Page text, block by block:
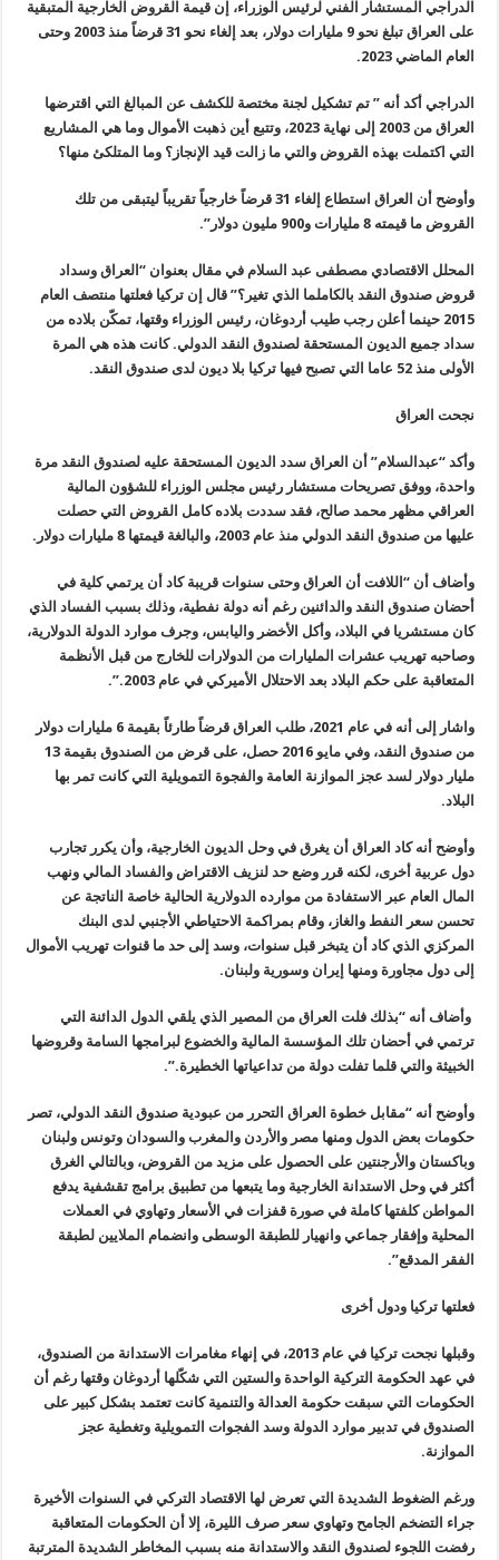
الدراجي المستشار الفني لرئيس الوزراء، إن قيمة القروض الخارجية المتبقية
على العراق تبلغ نحو 9 مليارات دولار، بعد إلغاء نحو 31 قرضاً منذ 2003 وحتى
العام الماضي 2023.
الدراجي أكد أنه ” تم تشكيل لجنة مختصة للكشف عن المبالغ التي اقترضها
العراق من 2003 إلى نهاية 2023، وتتبع أين ذهبت الأموال وما هي المشاريع
التي اكتملت بهذه القروض والتي ما زالت قيد الإنجاز؟ وما المتلكئ منها؟
وأوضح أن العراق استطاع إلغاء 31 قرضاً خارجياً تقريباً ليتبقى من تلك
القروض ما قيمته 8 مليارات و900 مليون دولار
”.
المحلل الاقتصادي مصطفى عبد السلام في مقال بعنوان “العراق وسداد
قروض صندوق النقد بالكاملما الذي تغير؟” قال إن تركيا فعلتها منتصف العام
2015 حينما أعلن رجب طيب أردوغان، رئيس الوزراء وقتها، تمكّن بلاده من
سداد جميع الديون المستحقة لصندوق النقد الدولي. كانت هذه هي المرة
الأولى منذ 52 عاما التي تصبح فيها تركيا بلا ديون لدى صندوق النقد.
نجحت العراق
وأكد “عبدالسلام” أن العراق سدد الديون المستحقة عليه لصندوق النقد مرة
واحدة، ووفق تصريحات مستشار رئيس مجلس الوزراء للشؤون المالية
العراقي مظهر محمد صالح، فقد سددت بلاده كامل القروض التي حصلت
عليها من صندوق النقد الدولي منذ عام 2003، والبالغة قيمتها 8 مليارات دولار.
وأضاف أن “اللافت أن العراق وحتى سنوات قريبة كاد أن يرتمي كلية في
أحضان صندوق النقد والدائنين رغم أنه دولة نفطية، وذلك بسبب الفساد الذي
كان مستشريا في البلاد، وأكل الأخضر واليابس، وجرف موارد الدولة الدولارية،
وصاحبه تهريب عشرات المليارات من الدولارات للخارج من قبل الأنظمة
المتعاقبة على حكم البلاد بعد الاحتلال الأميركي في عام 2003.”.
واشار إلى أنه في عام 2021، طلب العراق قرضاً طارئاً بقيمة 6 مليارات دولار
من صندوق النقد، وفي مايو 2016 حصل، على قرض من الصندوق بقيمة 13
مليار دولار لسد عجز الموازنة العامة والفجوة التمويلية التي كانت تمر بها
البلاد.
وأوضح أنه كاد العراق أن يغرق في وحل الديون الخارجية، وأن يكرر تجارب
دول عربية أخرى، لكنه قرر وضع حد لنزيف الاقتراض والفساد المالي ونهب
المال العام عبر الاستفادة من موارده الدولارية الحالية خاصة الناتجة عن
تحسن سعر النفط والغاز، وقام بمراكمة الاحتياطي الأجنبي لدى البنك
المركزي الذي كاد أن يتبخر قبل سنوات، وسد إلى حد ما قنوات تهريب الأموال
إلى دول مجاورة ومنها إيران وسورية ولبنان.
وأضاف أنه “بذلك فلت العراق من المصير الذي يلقي الدول الدائنة التي
ترتمي في أحضان تلك المؤسسة المالية والخضوع لبرامجها السامة وقروضها
الخبيثة والتي قلما تفلت دولة من تداعياتها الخطيرة.”.
وأوضح أنه “مقابل خطوة العراق التحرر من عبودية صندوق النقد الدولي، تصر
حكومات بعض الدول ومنها مصر والأردن والمغرب والسودان وتونس ولبنان
وباكستان والأرجنتين على الحصول على مزيد من القروض، وبالتالي الغرق
أكثر في وحل الاستدانة الخارجية وما يتبعها من تطبيق برامج تقشفية يدفع
المواطن كلفتها كاملة في صورة قفزات في الأسعار وتهاوي في العملات
المحلية وإفقار جماعي وانهيار للطبقة الوسطى وانضمام الملايين لطبقة
الفقر المدقع”.
فعلتها تركيا ودول أخرى
وقبلها نجحت تركيا في عام 2013، في إنهاء مغامرات الاستدانة من الصندوق،
في عهد الحكومة التركية الواحدة والستين التي شكّلها أردوغان وقتها رغم أن
الحكومات التي سبقت حكومة العدالة والتنمية كانت تعتمد بشكل كبير على
الصندوق في تدبير موارد الدولة وسد الفجوات التمويلية وتغطية عجز
الموازنة.
ورغم الضغوط الشديدة التي تعرض لها الاقتصاد التركي في السنوات الأخيرة
جراء التضخم الجامح وتهاوي سعر صرف الليرة، إلا أن الحكومات المتعاقبة
رفضت اللجوء لصندوق النقد والاستدانة منه بسبب المخاطر الشديدة المترتبة